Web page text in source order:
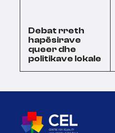
Debat rreth
hapësirave
queer dhe
politikave lokale